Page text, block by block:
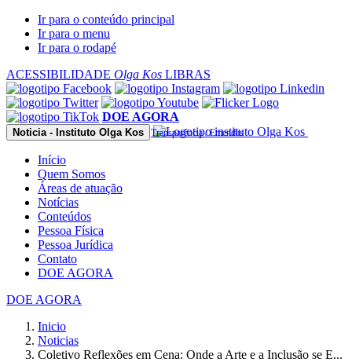
inclui
sistema
de
acessibilidade.
Ir para o conteúdo principal
Ir para o menu
Ir para o rodapé
ACESSIBILIDADE Olga Kos LIBRAS
DOE AGORA
Noticia - Instituto Olga Kos Transparência / Emendas
Início
Quem Somos
Áreas de atuação
Notícias
Conteúdos
Pessoa Física
Pessoa Jurídica
Contato
DOE AGORA
DOE AGORA
Inicio
Noticias
Coletivo Reflexões em Cena: Onde a Arte e a Inclusão se E...